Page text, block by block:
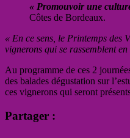
« Promouvoir une
Côtes de Bordeaux.
« En ce sens, le Printemps des
vignerons qui se rassemblent
Au programme de ces 2
des balades dégustation sur
ces vignerons qui seront
Partager :